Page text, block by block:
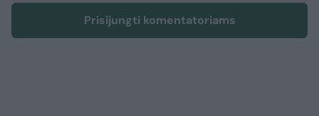
Prisijungti komentatoriams